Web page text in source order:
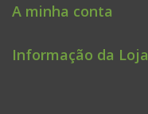
A minha conta
Informação da Loja